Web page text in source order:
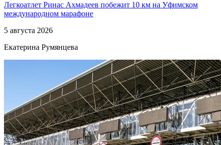
Легкоатлет Ринас Ахмадеев побежит 10 км на Уфимском
международном марафоне
5 августа 2026
Екатерина Румянцева